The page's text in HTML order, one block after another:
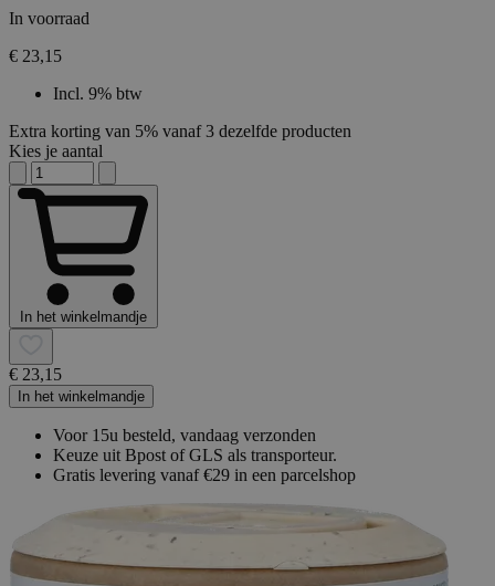
In voorraad
€ 23,15
Incl. 9% btw
Extra korting van 5% vanaf 3 dezelfde producten
Kies je aantal
In het winkelmandje
€ 23,15
In het winkelmandje
Voor 15u besteld, vandaag verzonden
Keuze uit Bpost of GLS als transporteur.
Gratis levering vanaf €29 in een parcelshop